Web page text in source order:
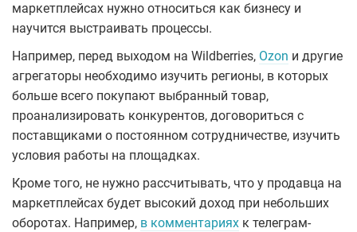
маркетплейсах нужно относиться как бизнесу и
научится выстраивать процессы.
Например, перед выходом на Wildberries, Ozon и другие
агрегаторы необходимо изучить регионы, в которых
больше всего покупают выбранный товар,
проанализировать конкурентов, договориться с
поставщиками о постоянном сотрудничестве, изучить
условия работы на площадках.
Кроме того, не нужно рассчитывать, что у продавца на
маркетплейсах будет высокий доход при небольших
оборотах. Например, в комментариях к телеграм-